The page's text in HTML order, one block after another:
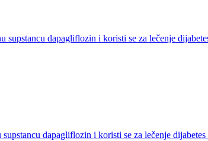
dapagliflozin i koristi se za lečenje
dapagliflozin i koristi se za lečenje